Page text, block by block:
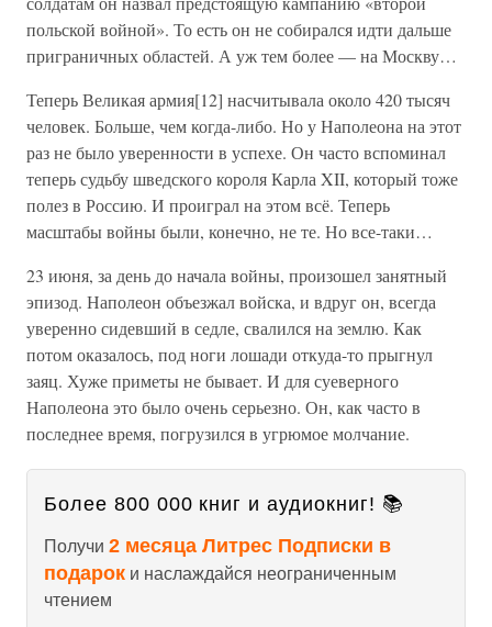
польской войной». То есть он не собирался идти дальше
приграничных областей. А уж тем более — на Москву…
Теперь Великая армия[12] насчитывала около 420 тысяч
человек. Больше, чем когда-либо. Но у Наполеона на этот
раз не было уверенности в успехе. Он часто вспоминал
теперь судьбу шведского короля Карла XII, который тоже
полез в Россию. И проиграл на этом всё. Теперь
масштабы войны были, конечно, не те. Но все-таки…
23 июня, за день до начала войны, произошел занятный
эпизод. Наполеон объезжал войска, и вдруг он, всегда
уверенно сидевший в седле, свалился на землю. Как
потом оказалось, под ноги лошади откуда-то прыгнул
заяц. Хуже приметы не бывает. И для суеверного
Наполеона это было очень серьезно. Он, как часто в
последнее время, погрузился в угрюмое молчание.
Более 800 000 книг и аудиокниг! 📚
Получи 2 месяца Литрес Подписки в
подарок и наслаждайся неограниченным
чтением